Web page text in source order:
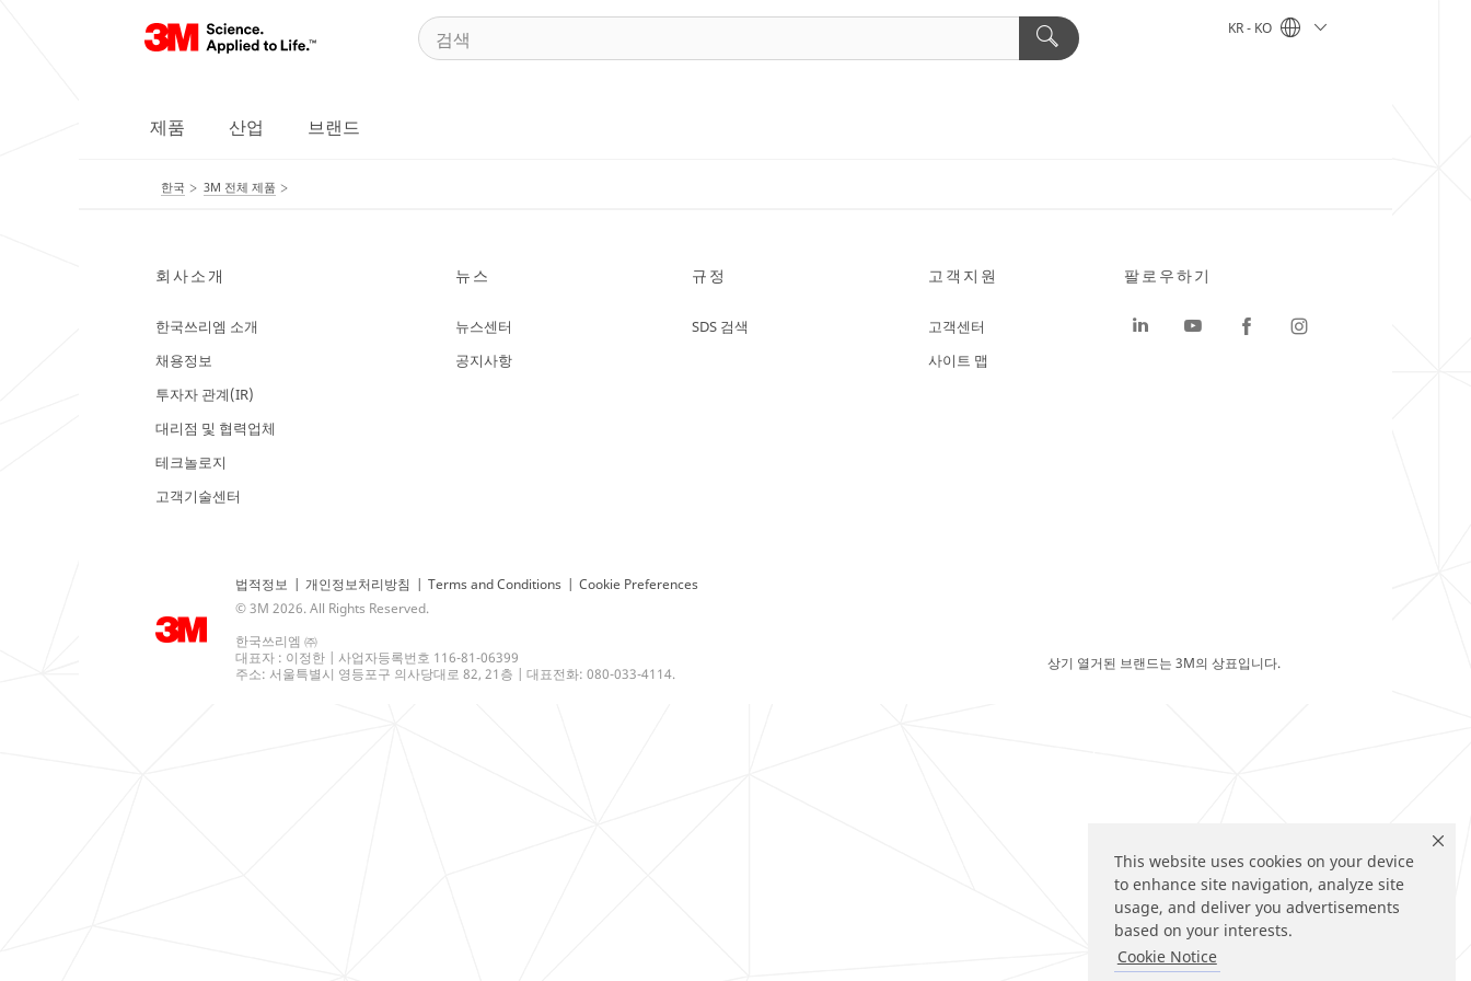
This website uses cookies on your device
to enhance site navigation, analyze site
usage, and deliver you advertisements
based on your interests.
Cookie Notice
KR - KO
제품 산업 브랜드
한국 3M 전체 제품
회사소개
한국쓰리엠 소개
채용정보
투자자 관계(IR)
대리점 및 협력업체
테크놀로지
고객기술센터
뉴스
뉴스센터
공지사항
규정
SDS 검색
고객지원
고객센터
사이트 맵
법적정보 | 개인정보처리방침 | Terms and Conditions | Cookie Preferences
© 3M 2026. All Rights Reserved.
한국쓰리엠 ㈜
대표자 : 이정한 | 사업자등록번호 116-81-06399
주소: 서울특별시 영등포구 의사당대로 82, 21층 | 대표전화: 080-033-4114.
팔로우하기
상기 열거된 브랜드는 3M의 상표입니다.